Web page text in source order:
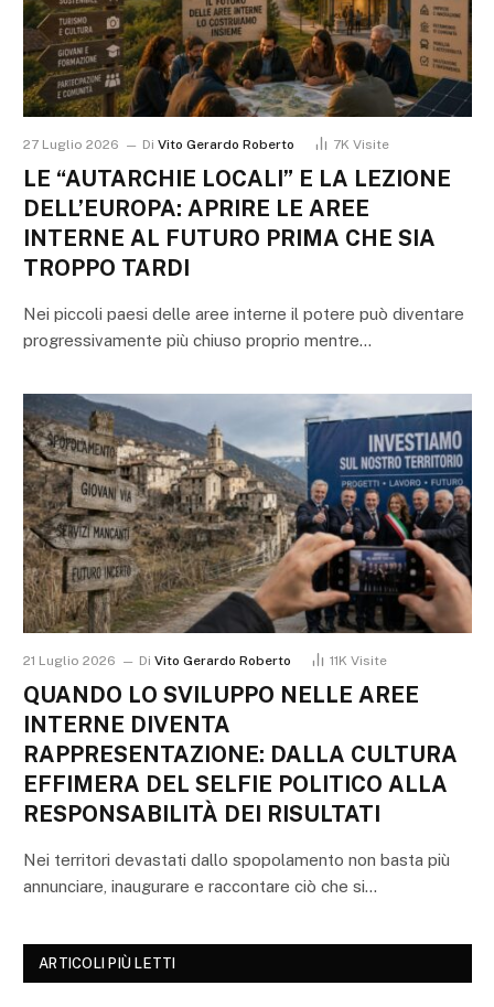
27 Luglio 2026 Di Vito Gerardo Roberto 7K Visite
LE “AUTARCHIE LOCALI” E LA LEZIONE
DELL’EUROPA: APRIRE LE AREE
INTERNE AL FUTURO PRIMA CHE SIA
TROPPO TARDI
Nei piccoli paesi delle aree interne il potere può diventare
progressivamente più chiuso proprio mentre…
21 Luglio 2026 Di Vito Gerardo Roberto 11K Visite
QUANDO LO SVILUPPO NELLE AREE
INTERNE DIVENTA
RAPPRESENTAZIONE: DALLA CULTURA
EFFIMERA DEL SELFIE POLITICO ALLA
RESPONSABILITÀ DEI RISULTATI
Nei territori devastati dallo spopolamento non basta più
annunciare, inaugurare e raccontare ciò che si…
ARTICOLI PIÙ LETTI